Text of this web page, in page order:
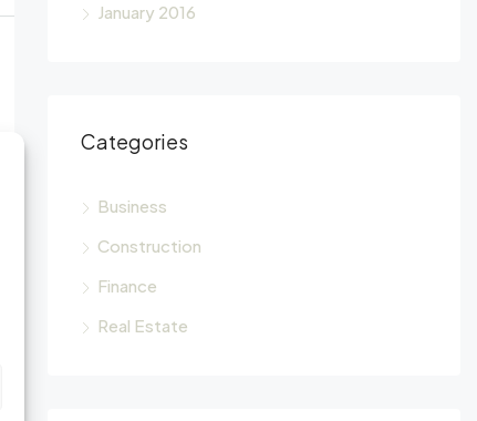
January 2016
Categories
Business
Construction
Finance
Real Estate